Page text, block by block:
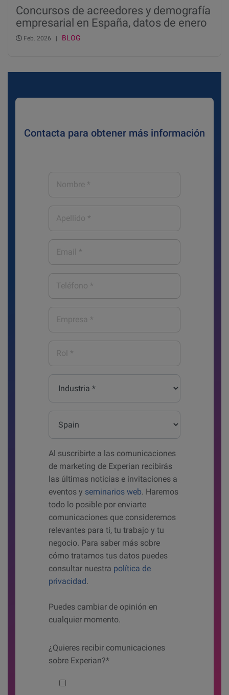
Concursos de acreedores y demografía
empresarial en España, datos de enero
de 2026
Feb. 2026 | BLOG
Contacta para obtener más información
Nombre
Apellido
Email
Teléfono
Empresa
Rol
Industria
País*
Al suscribirte a las comunicaciones
de marketing de Experian recibirás
las últimas noticias e invitaciones a
eventos y seminarios web. Haremos
todo lo posible por enviarte
comunicaciones que consideremos
relevantes para ti, tu trabajo y tu
negocio. Para saber más sobre
cómo tratamos tus datos puedes
consultar nuestra política de
privacidad.
Puedes cambiar de opinión en
cualquier momento.
¿Quieres recibir comunicaciones
sobre Experian?*
Would you like to hear from us?